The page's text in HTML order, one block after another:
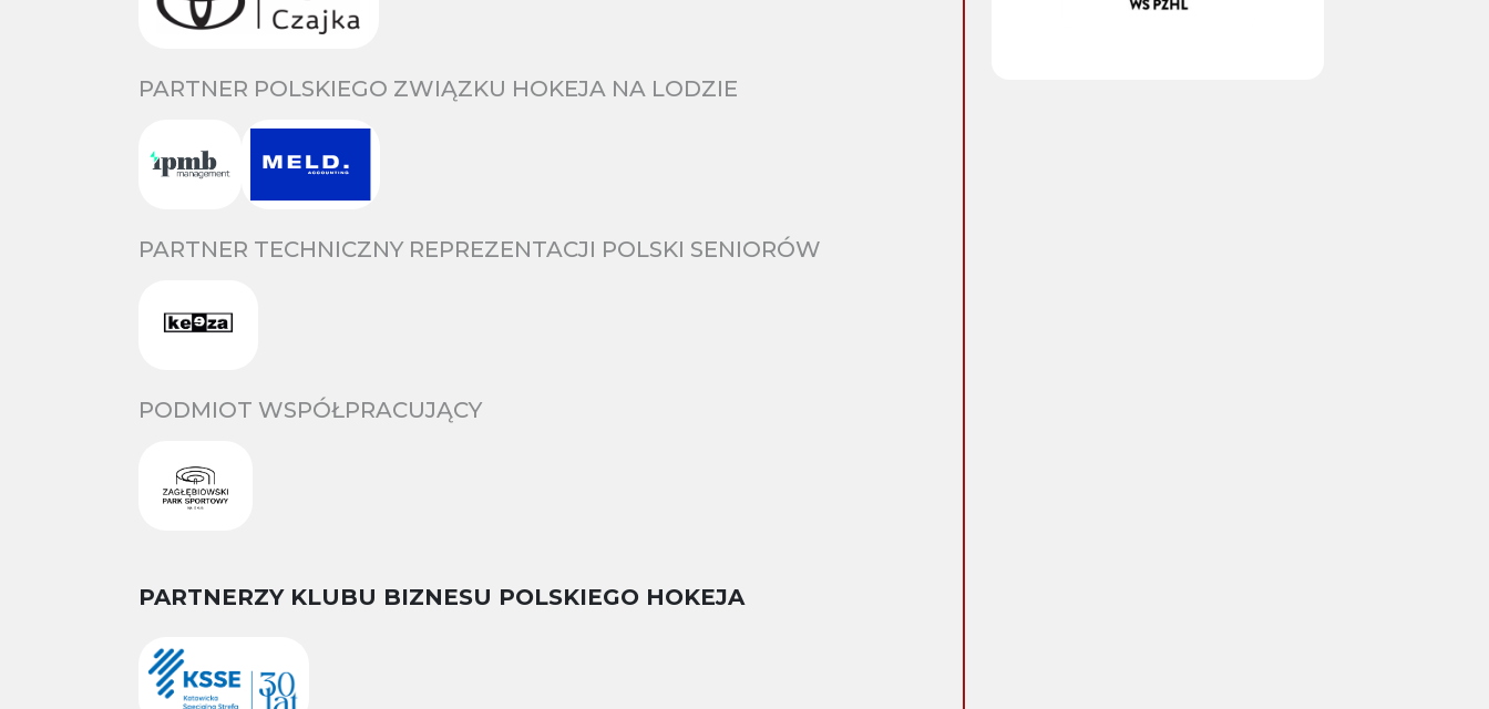
PARTNER POLSKIEGO ZWIĄZKU HOKEJA NA LODZIE
PARTNER TECHNICZNY REPREZENTACJI POLSKI SENIORÓW
PODMIOT WSPÓŁPRACUJĄCY
PARTNERZY KLUBU BIZNESU POLSKIEGO HOKEJA